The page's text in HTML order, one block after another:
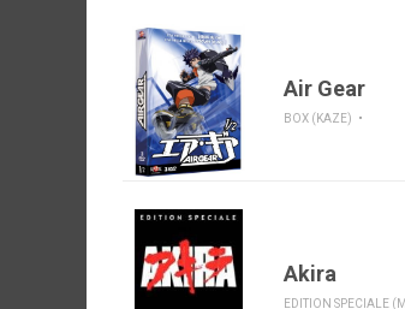
Air Gear
BOX (KAZE)
Akira
EDITION SPECIALE